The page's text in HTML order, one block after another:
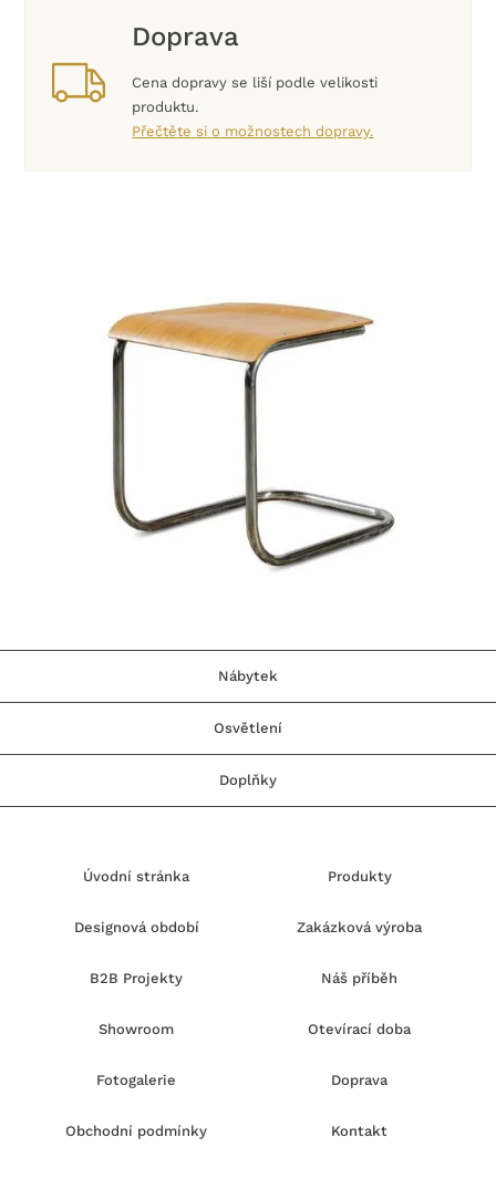
Doprava
Cena dopravy se liší podle velikosti
produktu.
Přečtěte si o možnostech dopravy.
Nábytek
Osvětlení
Doplňky
Úvodní stránka Produkty
Designová období Zakázková výroba
B2B Projekty Náš příběh
Showroom Otevírací doba
Fotogalerie Doprava
Obchodní podmínky Kontakt